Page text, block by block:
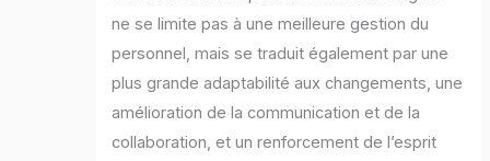
ne se limite pas à une meilleure gestion du
personnel, mais se traduit également par une
plus grande adaptabilité aux changements, une
amélioration de la communication et de la
collaboration, et un renforcement de l’esprit